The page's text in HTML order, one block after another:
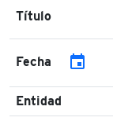
Título
Fecha event
Entidad